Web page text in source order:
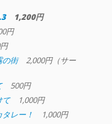
1,200円
円
の街2,000円（サー
500円
て1,000円
レー！
1,000円